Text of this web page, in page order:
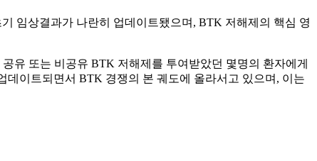
임상결과가 나란히 업데이트됐으며, BTK 저해제의 핵심 영
유 또는 비공유 BTK 저해제를 투여받았던 몇명의 환자에게
이트되면서 BTK 경쟁의 본 궤도에 올라서고 있으며, 이는